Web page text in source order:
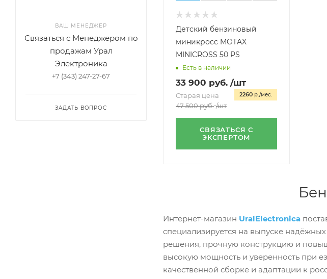
Детский бензиновый
миникросс MOTAX
MINICROSS 50 PS
Есть в наличии
33 900 руб. /шт
2260 р./мес.
Старая цена
47 500руб. /шт
СВЯЗАТЬСЯ С
ЭКСПЕРТОМ
Интернет-магазин UralElectronica
специализируется на выпуске
решения, прочную конструкцию и
высокую мощность и уверенность при
качественной сборке и адаптации к
ВАШ МЕНЕДЖЕР
Связаться с Менеджером по
продажам Урал
Электроника
+7 (343) 247-27-67
ЗАДАТЬ ВОПРОС